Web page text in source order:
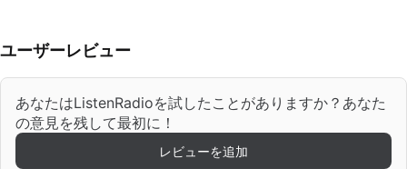
ユーザーレビュー
あなたはListenRadioを試したことがありますか？あなた
の意見を残して最初に！
レビューを追加